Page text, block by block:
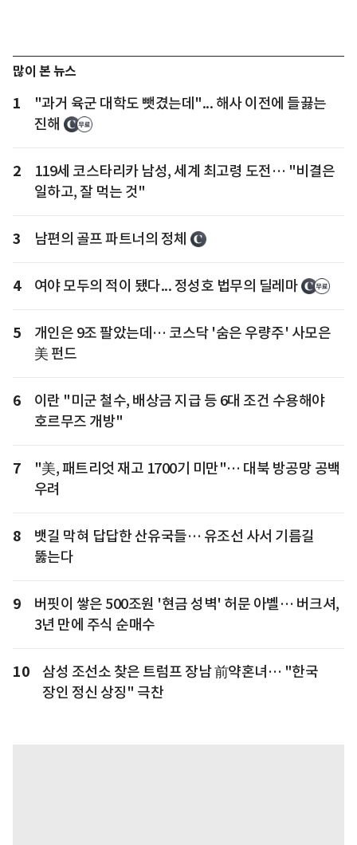
많이 본 뉴스
1
"과거 육군 대학도 뺏겼는데"... 해사 이전에 들끓는
진해
2
119세 코스타리카 남성, 세계 최고령 도전… "비결은
일하고, 잘 먹는 것"
3 남편의 골프 파트너의 정체
4 여야 모두의 적이 됐다... 정성호 법무의 딜레마
5
개인은 9조 팔았는데… 코스닥 '숨은 우량주' 사모은
美 펀드
6
이란 "미군 철수, 배상금 지급 등 6대 조건 수용해야
호르무즈 개방"
7
"美, 패트리엇 재고 1700기 미만"… 대북 방공망 공백
우려
8
뱃길 막혀 답답한 산유국들… 유조선 사서 기름길
뚫는다
9
버핏이 쌓은 500조원 '현금 성벽' 허문 아벨… 버크셔,
3년 만에 주식 순매수
10
삼성 조선소 찾은 트럼프 장남 前약혼녀… "한국
장인 정신 상징" 극찬